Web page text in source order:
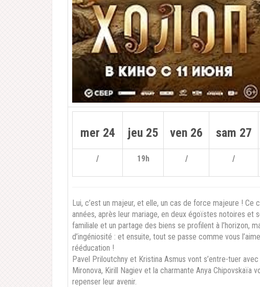
mer 24 jeu 25 ven 26 sam 27
/ 19h / /
Lui, c’est un majeur, et elle, un cas de force majeure ! Ce
années, après leur mariage, en deux égoïstes notoires et
familiale et un partage des biens se profilent à l’horizon,
d’ingéniosité : et ensuite, tout se passe comme vous
rééducation !
Pavel Priloutchny et Kristina Asmus vont s’entre-tuer
Mironova, Kirill Nagiev et la charmante Anya Chipovskaïa
repenser leur avenir.